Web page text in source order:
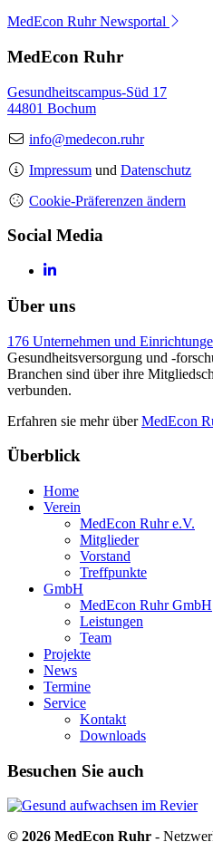
MedEcon Ruhr Newsportal
MedEcon Ruhr
Gesundheitscampus-Süd 17
44801 Bochum
info@medecon.ruhr
Impressum und Datenschutz
Cookie-Präferenzen ändern
Social Media
Über uns
176 Unternehmen und
Gesundheitsversorgung und -
Branchen sind über ihre
verbunden.
Erfahren sie mehr überMedEcon
Überblick
Home
Verein
MedEcon Ruhr e.V.
Mitglieder
Vorstand
Treffpunkte
GmbH
MedEcon Ruhr GmbH
Leistungen
Team
Projekte
News
Termine
Service
Kontakt
Downloads
Besuchen Sie auch
© 2026 MedEcon Ruhr -